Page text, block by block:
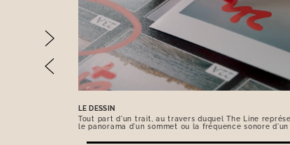
LE DESSIN
Tout part d'un trait, au travers duquel The Line
le panorama d'un sommet ou la fréquence sonore d'un